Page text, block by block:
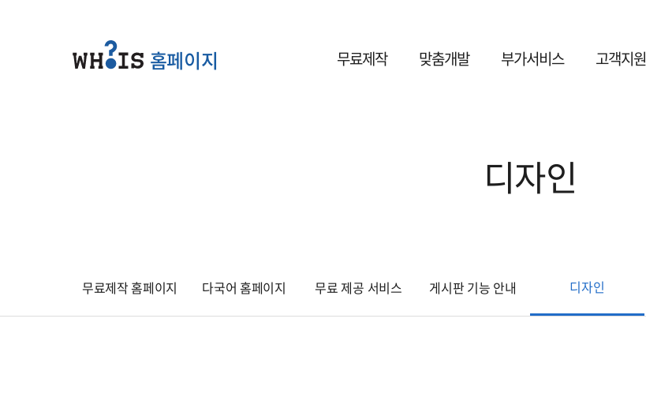
홈페이지 무료제작 맞춤개발 부가서비스 고객지원
디자인
무료제작 홈페이지 다국어 홈페이지 무료 제공 서비스 게시판 기능 안내 디자인